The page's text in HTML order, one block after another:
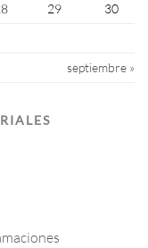
29
30
septiembre »